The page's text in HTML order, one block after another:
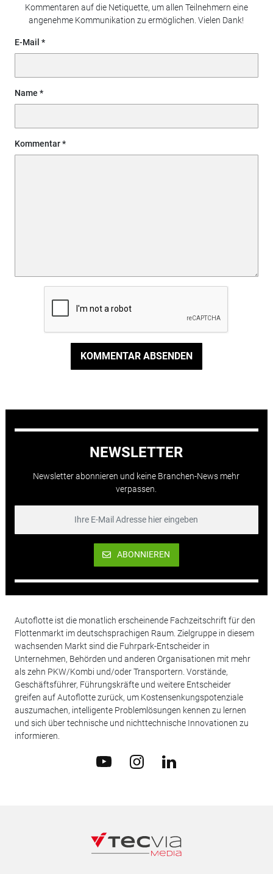
Kommentaren auf die Netiquette, um allen Teilnehmern eine
angenehme Kommunikation zu ermöglichen. Vielen Dank!
E-Mail
Name
Kommentar
KOMMENTAR ABSENDEN
NEWSLETTER
Newsletter abonnieren und keine Branchen-News mehr
verpassen.
ABONNIEREN
Autoflotte ist die monatlich erscheinende Fachzeitschrift für den
Flottenmarkt im deutschsprachigen Raum. Zielgruppe in diesem
wachsenden Markt sind die Fuhrpark-Entscheider in
Unternehmen, Behörden und anderen Organisationen mit mehr
als zehn PKW/Kombi und/oder Transportern. Vorstände,
Geschäftsführer, Führungskräfte und weitere Entscheider
greifen auf Autoflotte zurück, um Kostensenkungspotenziale
auszumachen, intelligente Problemlösungen kennen zu lernen
und sich über technische und nichttechnische Innovationen zu
informieren.